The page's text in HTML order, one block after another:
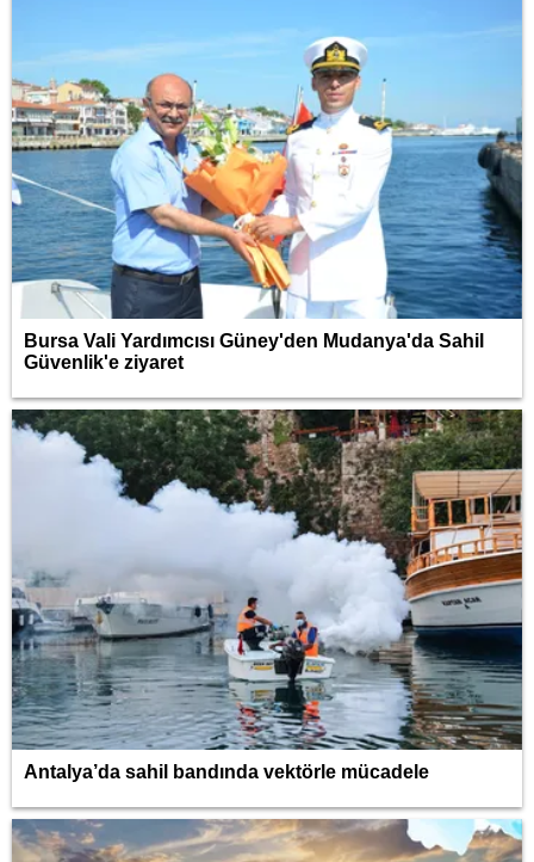
Bursa Vali Yardımcısı Güney'den Mudanya'da Sahil
Güvenlik'e ziyaret
Antalya’da sahil bandında vektörle mücadele